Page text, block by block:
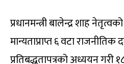
प्रधानमन्त्री बालेन्द्र शाह
मान्यताप्राप्त ६ वटा राजनीतिक
प्रतिबद्धतापत्रको अध्ययन गरी १८